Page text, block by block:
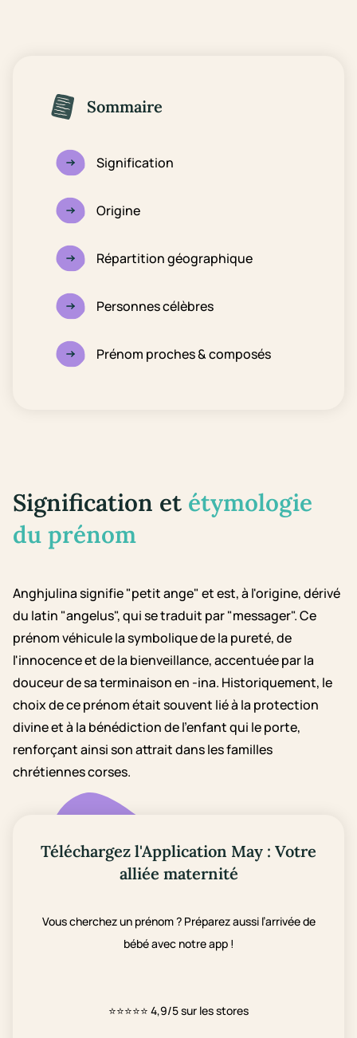
Sommaire
Signification
Origine
Répartition géographique
Personnes célèbres
Prénom proches & composés
Signification et étymologie
du prénom
Anghjulina signifie "petit ange" et est, à l'origine, dérivé
du latin "angelus", qui se traduit par "messager". Ce
prénom véhicule la symbolique de la pureté, de
l'innocence et de la bienveillance, accentuée par la
douceur de sa terminaison en -ina. Historiquement, le
choix de ce prénom était souvent lié à la protection
divine et à la bénédiction de l'enfant qui le porte,
renforçant ainsi son attrait dans les familles
chrétiennes corses.
Téléchargez l'Application May : Votre
alliée maternité
Vous cherchez un prénom ? Préparez aussi l’arrivée de
bébé avec notre app !
⭐⭐⭐⭐⭐ 4,9/5 sur les stores